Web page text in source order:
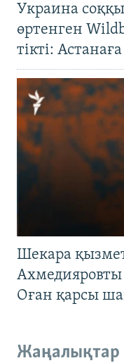
Украина
өртенген
тікті:
Шекара
Оған қарсы
Жаңалықтар